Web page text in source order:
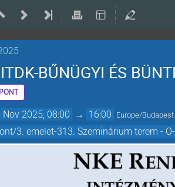
BŰNÜGYI ÉS
2025, 08:00 → 16:00 Europe/Budapest
3. emelet-313. Szeminárium terem -